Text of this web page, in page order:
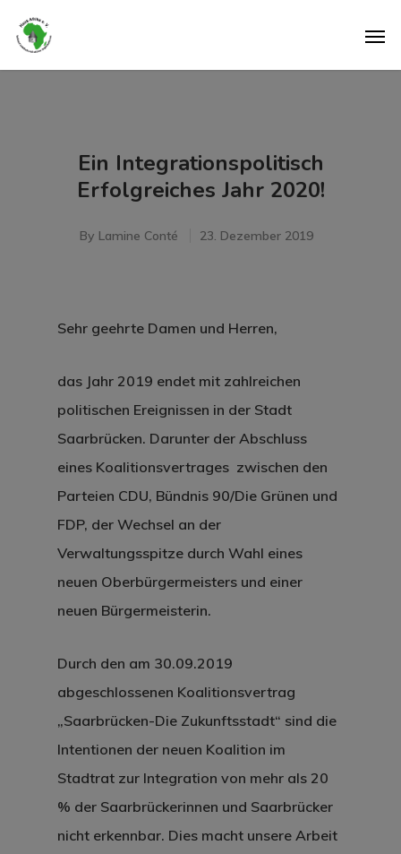
Ein Integrationspolitisch
Erfolgreiches Jahr 2020!
By Lamine Conté 23. Dezember 2019
Sehr geehrte Damen und Herren,
das Jahr 2019 endet mit zahlreichen
politischen Ereignissen in der Stadt
Saarbrücken. Darunter der Abschluss
eines Koalitionsvertrages zwischen den
Parteien CDU, Bündnis 90/Die Grünen und
FDP, der Wechsel an der
Verwaltungsspitze durch Wahl eines
neuen Oberbürgermeisters und einer
neuen Bürgermeisterin.
Durch den am 30.09.2019
abgeschlossenen Koalitionsvertrag
„Saarbrücken-Die Zukunftsstadt“ sind die
Intentionen der neuen Koalition im
Stadtrat zur Integration von mehr als 20
% der Saarbrückerinnen und Saarbrücker
nicht erkennbar. Dies macht unsere Arbeit